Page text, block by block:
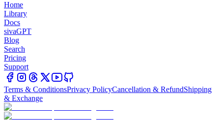
Home
Library
Docs
sivaGPT
Blog
Search
Pricing
Support
Terms & ConditionsPrivacy PolicyCancellation & RefundShipping
& Exchange